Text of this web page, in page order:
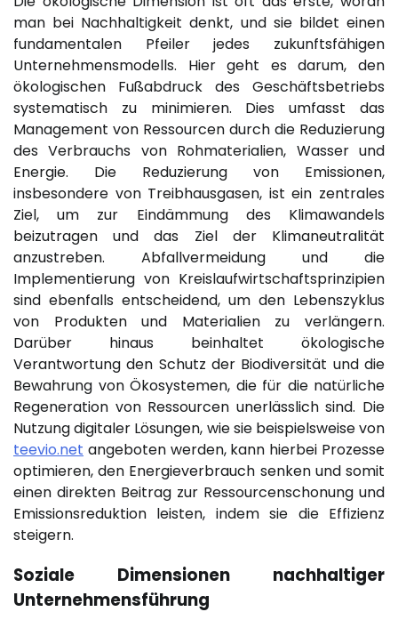
man bei Nachhaltigkeit denkt, und sie bildet einen
fundamentalen Pfeiler jedes zukunftsfähigen
Unternehmensmodells. Hier geht es darum, den
ökologischen Fußabdruck des Geschäftsbetriebs
systematisch zu minimieren. Dies umfasst das
Management von Ressourcen durch die Reduzierung
des Verbrauchs von Rohmaterialien, Wasser und
Energie. Die Reduzierung von Emissionen,
insbesondere von Treibhausgasen, ist ein zentrales
Ziel, um zur Eindämmung des Klimawandels
beizutragen und das Ziel der Klimaneutralität
anzustreben. Abfallvermeidung und die
Implementierung von Kreislaufwirtschaftsprinzipien
sind ebenfalls entscheidend, um den Lebenszyklus
von Produkten und Materialien zu verlängern.
Darüber hinaus beinhaltet ökologische
Verantwortung den Schutz der Biodiversität und die
Bewahrung von Ökosystemen, die für die natürliche
Regeneration von Ressourcen unerlässlich sind. Die
Nutzung digitaler Lösungen, wie sie beispielsweise von
teevio.net angeboten werden, kann hierbei Prozesse
optimieren, den Energieverbrauch senken und somit
einen direkten Beitrag zur Ressourcenschonung und
Emissionsreduktion leisten, indem sie die Effizienz
steigern.
Soziale Dimensionen nachhaltiger
Unternehmensführung